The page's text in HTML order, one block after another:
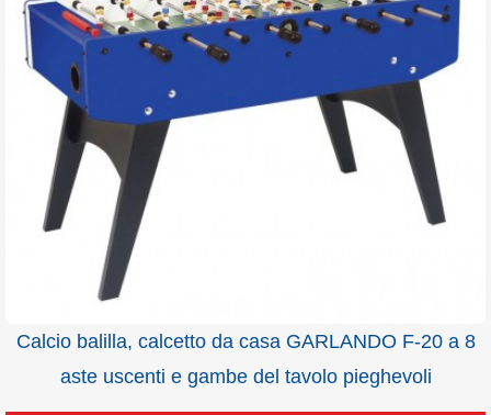
Calcio balilla, calcetto da casa GARLANDO F-20 a 8
aste uscenti e gambe del tavolo pieghevoli